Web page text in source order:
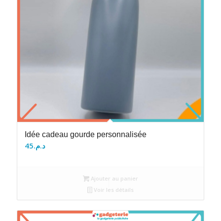
Idée cadeau gourde personnalisée
د.م.45
Ajouter au panier
Voir les détails